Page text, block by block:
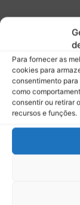
Para fornecer as
cookies para
consentimento
como
consentir ou retirar
recursos e funções.